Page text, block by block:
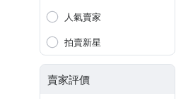
人氣賣家
拍賣新星
賣家評價